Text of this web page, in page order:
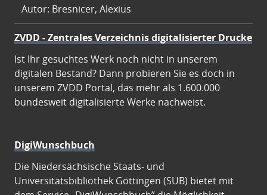
Autor: Bresnicer, Alexius
ZVDD - Zentrales Verzeichnis digitalisierter Drucke
Ist Ihr gesuchtes Werk noch nicht in unserem
digitalen Bestand? Dann probieren Sie es doch in
unserem ZVDD Portal, das mehr als 1.600.000
bundesweit digitalisierte Werke nachweist.
DigiWunschbuch
Die Niedersächsische Staats- und
Universitätsbibliothek Göttingen (SUB) bietet mit